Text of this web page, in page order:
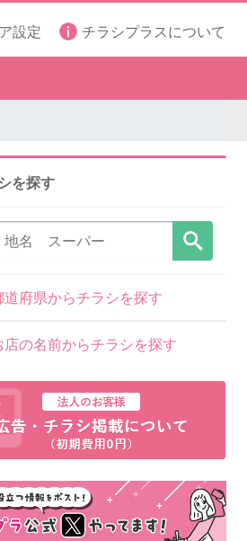
設定 チラシプラスについて
を探す
道府県からチラシを探す
店の名前からチラシを探す